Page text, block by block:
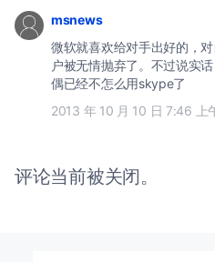
msnews
微软就喜欢给对手出好的，
户被无情抛弃了。不过说实
偶已经不怎么用skype了
2013 年 10 月 10 日 7:46 上
评论当前被关闭。